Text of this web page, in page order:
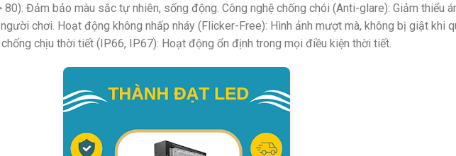
80): Đảm bảo màu sắc tự nhiên, sống động. Công nghệ chống chói (Anti-glare): Giảm thiểu
chơi. Hoạt động không nhấp nháy (Flicker-Free): Hình ảnh mượt mà, không bị giật khi
chịu thời tiết (IP66, IP67): Hoạt động ổn định trong mọi điều kiện thời tiết.